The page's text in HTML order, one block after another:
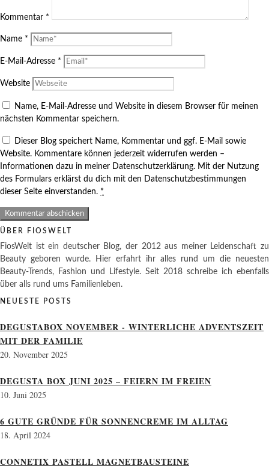
Kommentar *
Name *
E-Mail-Adresse *
Website
Name, E-Mail-Adresse und Website in diesem Browser für meinen
nächsten Kommentar speichern.
Dieser Blog speichert Name, Kommentar und ggf. E-Mail sowie
Website. Kommentare können jederzeit widerrufen werden –
Informationen dazu in meiner Datenschutzerklärung. Mit der Nutzung
des Formulars erklärst du dich mit den Datenschutzbestimmungen
dieser Seite einverstanden. *
ÜBER FIOSWELT
FiosWelt ist ein deutscher Blog, der 2012 aus meiner Leidenschaft zu
Beauty geboren wurde. Hier erfahrt ihr alles rund um die neuesten
Beauty-Trends, Fashion und Lifestyle. Seit 2018 schreibe ich ebenfalls
über alls rund ums Familienleben.
NEUESTE POSTS
DEGUSTABOX NOVEMBER - WINTERLICHE ADVENTSZEIT
MIT DER FAMILIE
20. November 2025
DEGUSTA BOX JUNI 2025 – FEIERN IM FREIEN
10. Juni 2025
6 GUTE GRÜNDE FÜR SONNENCREME IM ALLTAG
18. April 2024
CONNETIX PASTELL MAGNETBAUSTEINE